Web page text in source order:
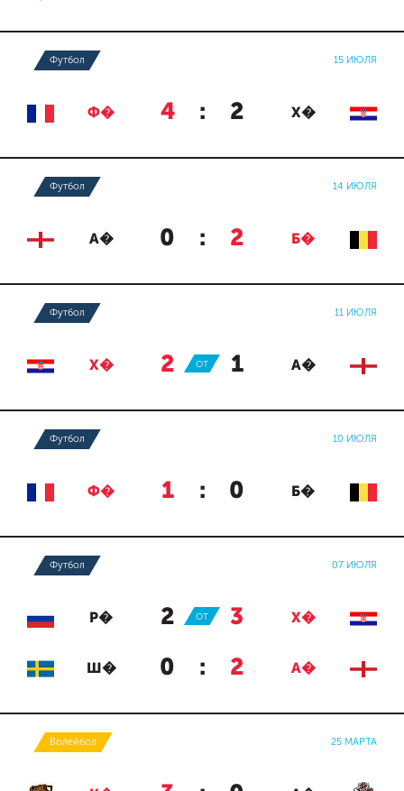
Футбол 15 ИЮЛЯ
Ф� 4 : 2 Х�
Футбол 14 ИЮЛЯ
А� 0 : 2 Б�
Футбол 11 ИЮЛЯ
Х� 2 : 1 А�
ОТ
Футбол 10 ИЮЛЯ
Ф� 1 : 0 Б�
Футбол 07 ИЮЛЯ
Р� 2 : 3 Х�
ОТ
Ш� 0 : 2 А�
Волейбол 25 МАРТА